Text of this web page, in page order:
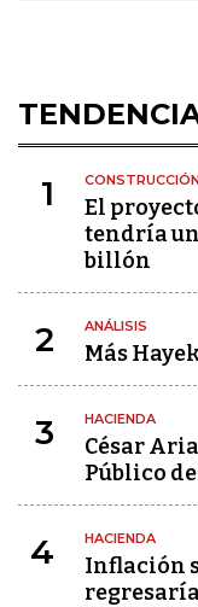
1 CONSTRUCCIÓN
El
tendría
billón
2 ANÁLISIS
Más
3 HACIENDA
César
Público
4 HACIENDA
Inflación